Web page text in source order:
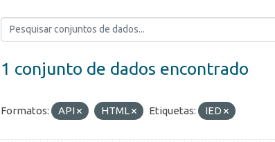
1 conjunto de dados encontrado
Formatos: API HTML Etiquetas: IED